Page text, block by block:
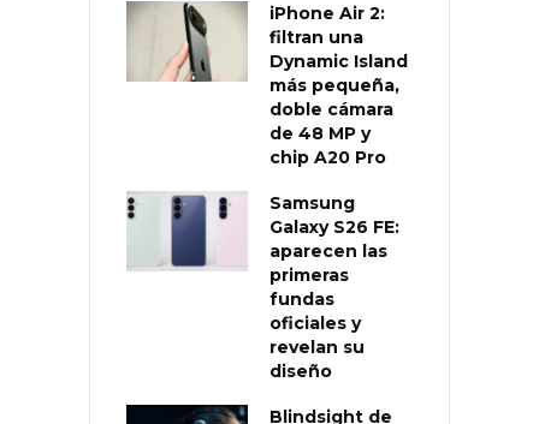
iPhone Air 2:
filtran una
Dynamic Island
más pequeña,
doble cámara
de 48 MP y
chip A20 Pro
Samsung
Galaxy S26 FE:
aparecen las
primeras
fundas
oficiales y
revelan su
diseño
Blindsight de